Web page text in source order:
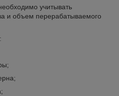
учитывать
и объем перерабатываемого